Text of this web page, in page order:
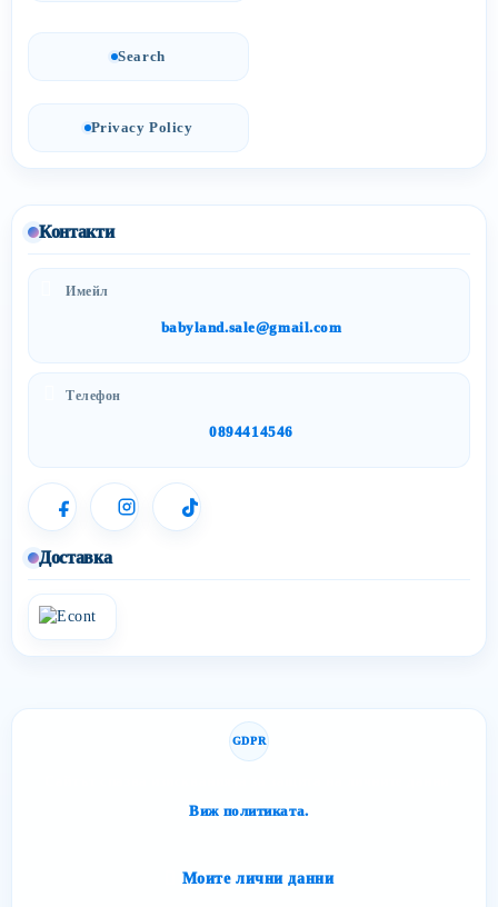
Search
Privacy Policy
Контакти
Имейл
babyland.sale@gmail.com
Телефон
0894414546
Доставка
GDPR
Виж политиката.
Моите лични данни